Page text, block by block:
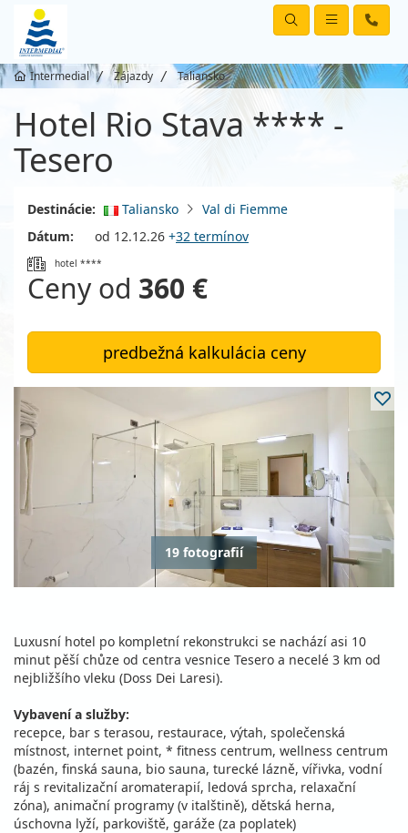
Intermedial Zájazdy Taliansko
Hotel Rio Stava **** -
Tesero
Destinácie: Taliansko
Val di Fiemme
Dátum:
od 12.12.26 +32 termínov
hotel ****
Ceny od 360 €
predbežná kalkulácia ceny
19 fotografií
Luxusní hotel po kompletní rekonstrukci se nachází asi 10
minut pěší chůze od centra vesnice Tesero a necelé 3 km od
nejbližšího vleku (Doss Dei Laresi).
Vybavení a služby:
recepce, bar s terasou, restaurace, výtah, společenská
místnost, internet point, * fitness centrum, wellness centrum
(bazén, finská sauna, bio sauna, turecké lázně, vířivka, vodní
ráj s revitalizační aromaterapií, ledová sprcha, relaxační
zóna), animační programy (v italštině), dětská herna,
úschovna lyží, parkoviště, garáže (za poplatek)